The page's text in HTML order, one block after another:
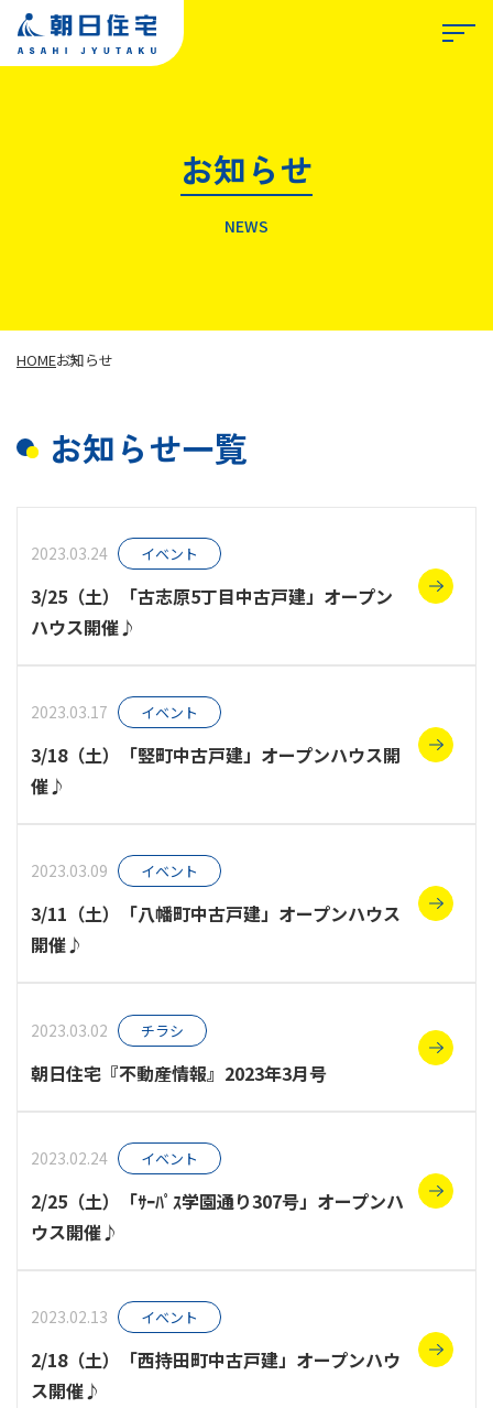
私たちが選ばれる理由
事業紹介
お知らせ
お知らせ
NEWS
HOMEお知らせ
お知らせ一覧
2023.03.24 イベント
3/25（土）「古志原5丁目中古戸建」オープン
ハウス開催♪
2023.03.17 イベント
3/18（土）「竪町中古戸建」オープンハウス開
催♪
2023.03.09 イベント
3/11（土）「八幡町中古戸建」オープンハウス
開催♪
2023.03.02 チラシ
朝日住宅『不動産情報』2023年3月号
2023.02.24 イベント
2/25（土）「ｻｰﾊﾟｽ学園通り307号」オープンハ
ウス開催♪
2023.02.13 イベント
2/18（土）「西持田町中古戸建」オープンハウ
ス開催♪